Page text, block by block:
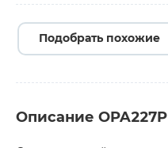
Подобрать похожие
Описание OPA227P